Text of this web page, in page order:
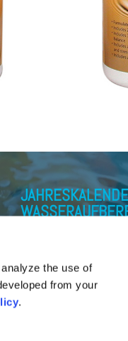
the use of
from your
.